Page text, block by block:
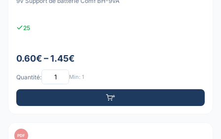
25
0.60€ – 1.45€
Quantité: Min: 1
PDF